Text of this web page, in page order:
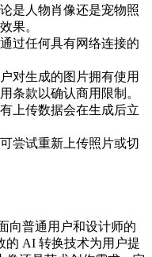
是人物肖像还是宠物照
果。
过任何具有网络连接的
对生成的图片拥有使用
条款以确认商用限制。
上传数据会在生成后立
尝试重新上传照片或切
向普通用户和设计师的
的 AI 转换技术为用户提